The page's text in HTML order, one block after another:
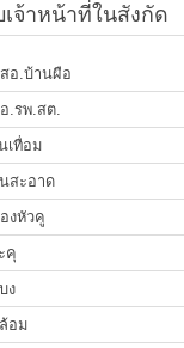
เจ้าหน้าที่ในสังกัด
อ.บ้านผือ
.รพ.สต.
เทื่อม
สะอาด
งหัวคู
คุ
ง
อม